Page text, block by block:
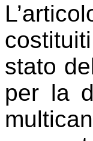
stato
per la